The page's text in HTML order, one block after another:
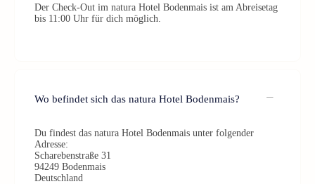
Der Check-Out im natura Hotel Bodenmais ist am Abreisetag
bis 11:00 Uhr für dich möglich.
Wo befindet sich das natura Hotel Bodenmais?
Du findest das natura Hotel Bodenmais unter folgender
Adresse:
Scharebenstraße 31
94249 Bodenmais
Deutschland